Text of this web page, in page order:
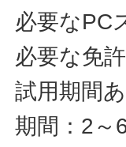
必要なPC
必要な免
試用期間あ
期間：2～